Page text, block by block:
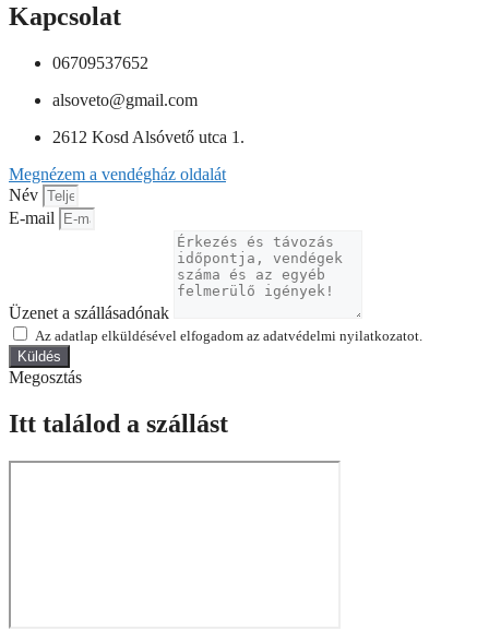
Kapcsolat
06709537652
alsoveto@gmail.com
2612 Kosd Alsóvető utca 1.
Megnézem a vendégház oldalát
Név
E-mail
Üzenet a szállásadónak
Az adatlap elküldésével elfogadom az adatvédelmi nyilatkozatot.
Küldés
Megosztás
Itt találod a szállást